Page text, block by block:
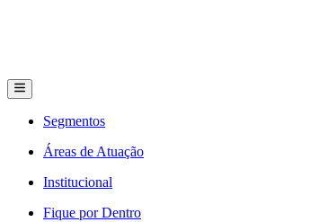
Segmentos
Áreas de Atuação
Institucional
Fique por Dentro